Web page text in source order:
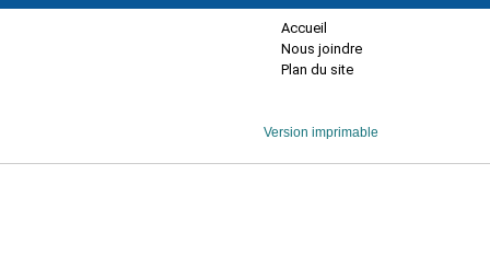
Accueil
Nous joindre
Plan du site
Version imprimable